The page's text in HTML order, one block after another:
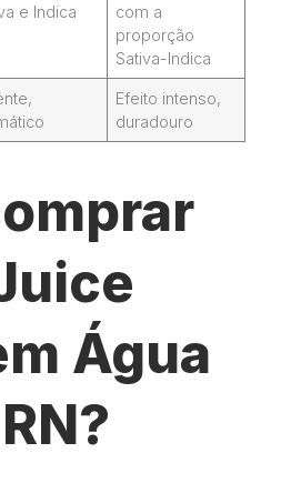
e Indica
com a
proporção
Sativa-Indica
Efeito intenso,
duradouro
Água